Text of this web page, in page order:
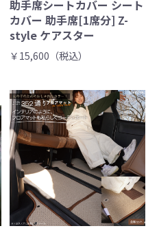
助手席シートカバー シート
カバー 助手席[1席分] Z-
style ケアスター
￥15,600（税込）